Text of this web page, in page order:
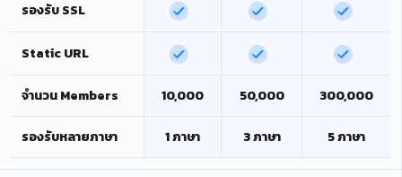
รองรับ SSL
Static URL
จำนวน Members 10,000 50,000 300,000
รองรับหลายภาษา 1 ภาษา 3 ภาษา 5 ภาษา